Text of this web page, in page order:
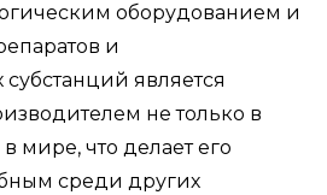
оборудованием и
и
является
не только в
мире, что делает его
среди других